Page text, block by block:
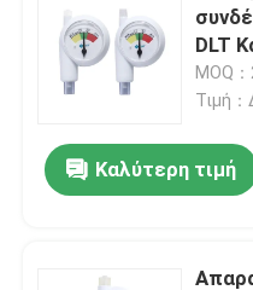
Oropharyngeal
PPE προσωπικού
Αναισθητικά
Συστατικά του
DLT
MOQ
Τιμή
Καλύτερη τιμή